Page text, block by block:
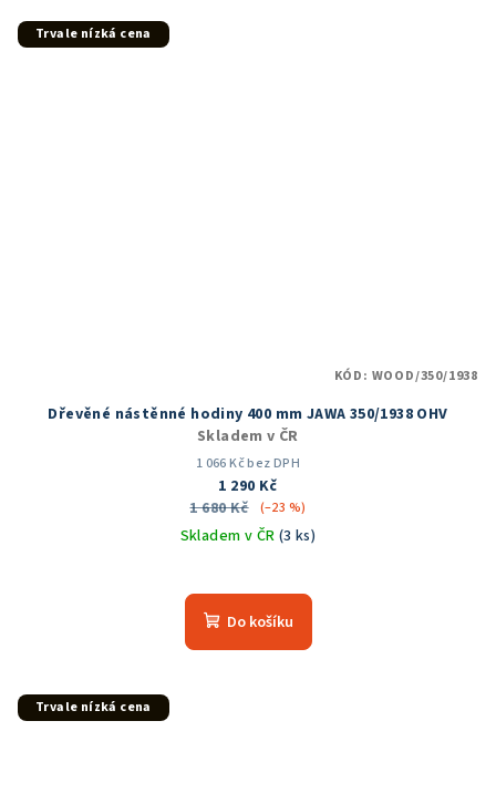
Trvale nízká cena
Dřevěné nástěnné hodiny 400 mm JAWA 350/1938 OHV
Skladem v ČR
1 066 Kč bez DPH
1 290 Kč
1 680 Kč
(–23 %)
Skladem v ČR (3 ks)
Do košíku
KÓD: WOOD/350/1938
Trvale nízká cena